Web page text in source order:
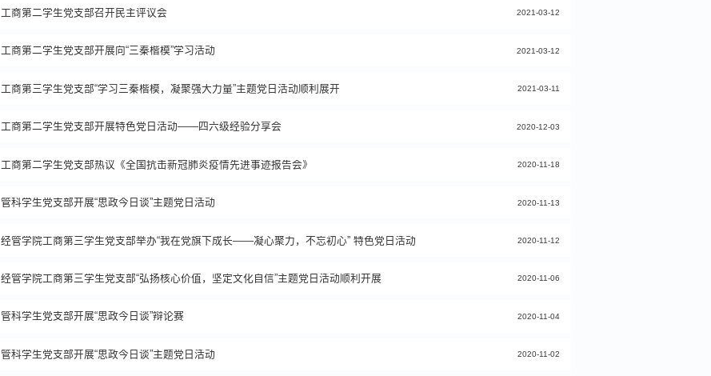
工商第二学生党支部召开民主评议会 2021-03-12
工商第二学生党支部开展向“三秦楷模”学习活动 2021-03-12
工商第三学生党支部“学习三秦楷模，凝聚强大力量”主题党日活动顺利展开 2021-03-11
工商第二学生党支部开展特色党日活动——四六级经验分享会 2020-12-03
工商第二学生党支部热议《全国抗击新冠肺炎疫情先进事迹报告会》 2020-11-18
管科学生党支部开展“思政今日谈”主题党日活动 2020-11-13
经管学院工商第三学生党支部举办“我在党旗下成长——凝心聚力，不忘初心” 特色党日活动 2020-11-12
经管学院工商第三学生党支部“弘扬核心价值，坚定文化自信”主题党日活动顺利开展 2020-11-06
管科学生党支部开展“思政今日谈”辩论赛 2020-11-04
管科学生党支部开展“思政今日谈”主题党日活动 2020-11-02